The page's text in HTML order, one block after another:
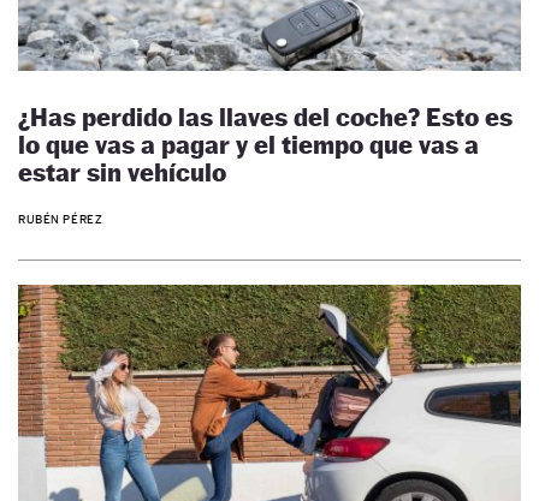
¿Has perdido las llaves del coche? Esto es
lo que vas a pagar y el tiempo que vas a
estar sin vehículo
RUBÉN PÉREZ